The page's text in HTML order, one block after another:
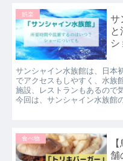
娯楽
サ
と
シ
サンシャイン水族館は、日本
でアクセスもしやすく、水族
施設、レストランもあるので
今回は、サンシャイン水族館
食べ物
舗